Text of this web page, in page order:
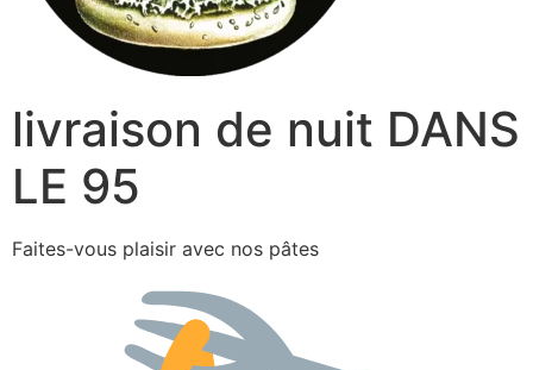
livraison de nuit DANS
LE 95
Faites-vous plaisir avec nos pâtes